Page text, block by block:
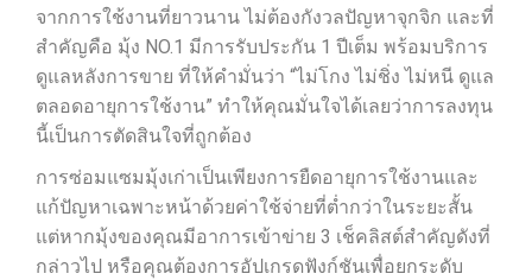
จากการใช้งานที่ยาวนาน ไม่ต้องกังวลปัญหาจุกจิก และที่
สำคัญคือ มุ้ง NO.1 มีการรับประกัน 1 ปีเต็ม พร้อมบริการ
ดูแลหลังการขาย ที่ให้คำมั่นว่า “ไม่โกง ไม่ชิ่ง ไม่หนี ดูแล
ตลอดอายุการใช้งาน” ทำให้คุณมั่นใจได้เลยว่าการลงทุน
นี้เป็นการตัดสินใจที่ถูกต้อง
การซ่อมแซมมุ้งเก่าเป็นเพียงการยืดอายุการใช้งานและ
แก้ปัญหาเฉพาะหน้าด้วยค่าใช้จ่ายที่ต่ำกว่าในระยะสั้น
แต่หากมุ้งของคุณมีอาการเข้าข่าย 3 เช็คลิสต์สำคัญดังที่
กล่าวไป หรือคุณต้องการอัปเกรดฟังก์ชันเพื่อยกระดับ